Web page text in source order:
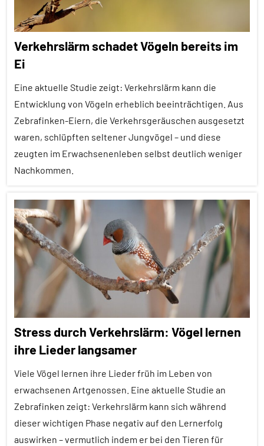
Verkehrslärm schadet Vögeln bereits im
Ei
Eine aktuelle Studie zeigt: Verkehrslärm kann die
Entwicklung von Vögeln erheblich beeinträchtigen. Aus
Zebrafinken-Eiern, die Verkehrsgeräuschen ausgesetzt
waren, schlüpften seltener Jungvögel – und diese
zeugten im Erwachsenenleben selbst deutlich weniger
Nachkommen.
Artikel
Alle
Themen
Tiergruppen
Erfahrungen
Forschung
aktuell
Klimawandel
und
anthropogene
Umwelteinflüsse
Stress durch Verkehrslärm: Vögel lernen
ihre Lieder langsamer
Viele Vögel lernen ihre Lieder früh im Leben von
erwachsenen Artgenossen. Eine aktuelle Studie an
Zebrafinken zeigt: Verkehrslärm kann sich während
dieser wichtigen Phase negativ auf den Lernerfolg
auswirken – vermutlich indem er bei den Tieren für